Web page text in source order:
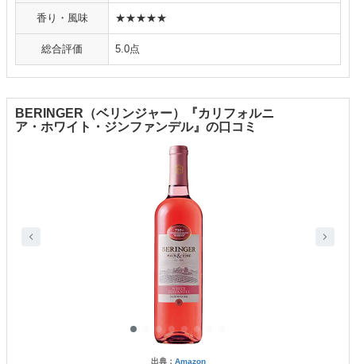
香り・風味 ★★★★★
総合評価 5.0点
BERINGER（ベリンジャー）『カリフォルニ
ア・ホワイト・ジンファンデル』の口コミ
出典： Amazon